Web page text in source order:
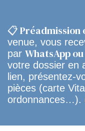
📋
venue, vous
par WhatsApp ou
votre dossier en
lien, présentez-
pièces (carte
ordonnances…).